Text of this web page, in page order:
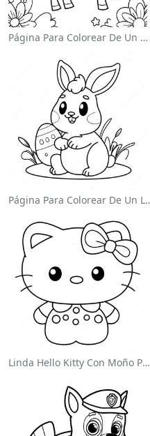
Página Para Colorear De Un Unicornio Mágico En Un Arcoíris
Página Para
Linda Hello Kitty Con Moño Para Colorear